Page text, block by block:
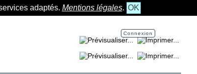
adaptés. Mentions légales. OK
Connexion